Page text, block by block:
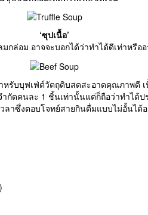
‘ซุปเนื้อ’
ล่อม อาจจะบอกได้ว่าทำได้ดีเท่าหรื
รับบุฟเฟ่ต์วัตถุดิบสดสะอาดคุณภาพดี
กัดคนละ 1 ชิ้นเท่านั้นแต่ก็ถือว่าทำไ
ลาซึ่งตอบโจทย์สายกินดื่มแบบไม่อั้นได้